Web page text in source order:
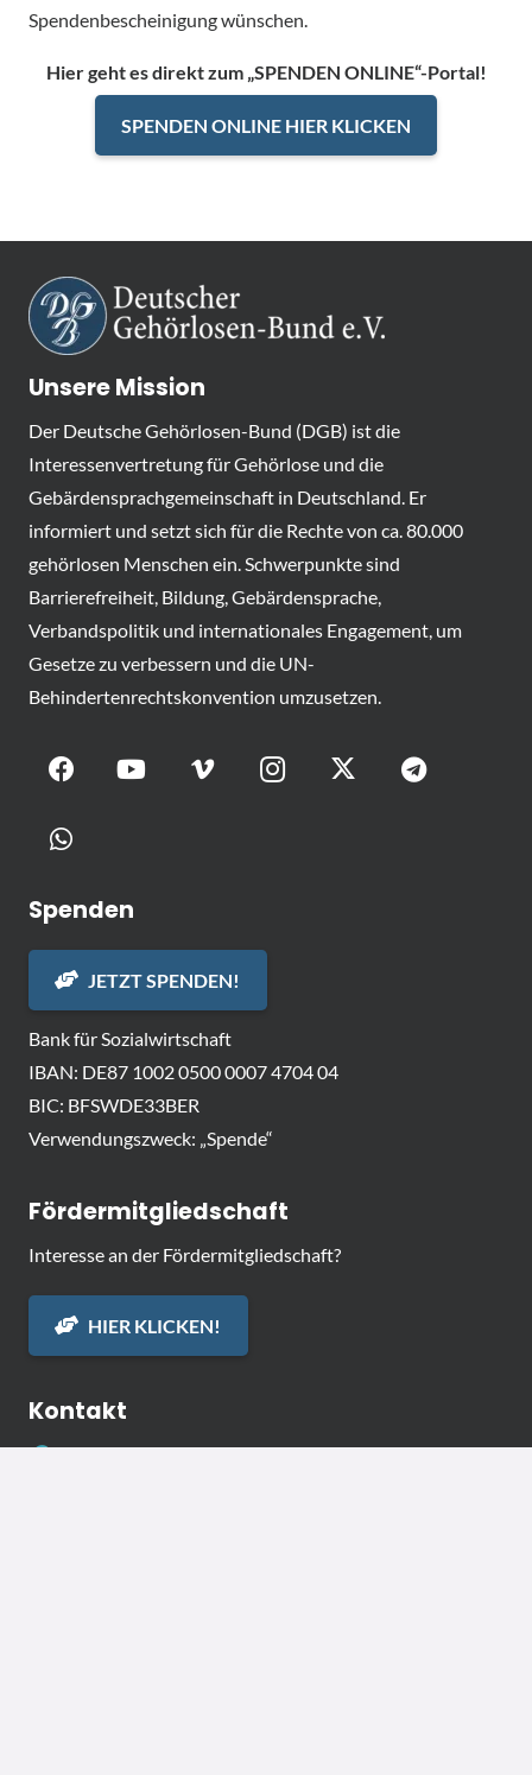
Spendenbescheinigung wünschen.
Hier geht es direkt zum „SPENDEN ONLINE“-Portal!
SPENDEN ONLINE HIER KLICKEN
Unsere Mission
Der Deutsche Gehörlosen-Bund (DGB) ist die
Interessenvertretung für Gehörlose und die
Gebärdensprachgemeinschaft in Deutschland. Er
informiert und setzt sich für die Rechte von ca. 80.000
gehörlosen Menschen ein. Schwerpunkte sind
Barrierefreiheit, Bildung, Gebärdensprache,
Verbandspolitik und internationales Engagement, um
Gesetze zu verbessern und die UN-
Behindertenrechtskonvention umzusetzen.
Spenden
JETZT SPENDEN!
Bank für Sozialwirtschaft
IBAN: DE87 1002 0500 0007 4704 04
BIC: BFSWDE33BER
Verwendungszweck: „Spende“
Fördermitgliedschaft
Interesse an der Fördermitgliedschaft?
HIER KLICKEN!
Kontakt